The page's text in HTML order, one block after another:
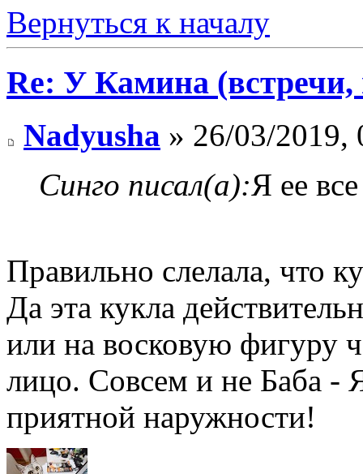
Вернуться к началу
Re: У Камина
Nadyusha » 26/03/2019,
Синго писал(а):Я ее
Правильно слелала, что
Да эта кукла
или на восковую фигуру
лицо. Совсем и не Баба -
приятной наружности!